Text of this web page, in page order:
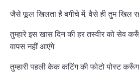
जैसे फूल खिलता है बगीचे में, वैसे ही तुम खिल
तुम्हारे इस खास दिन की हर तस्वीर को सेव
वापस नहीं आएंगे
तुम्हारी पहली केक कटिंग की फोटो पोस्ट